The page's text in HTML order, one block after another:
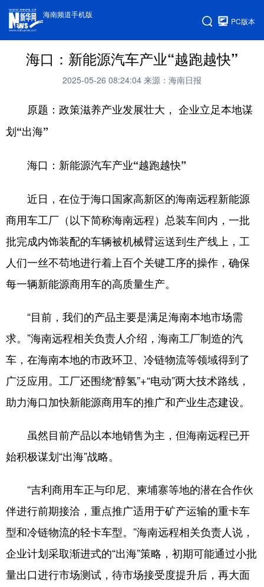
海南频道手机版
PC版本
海口：新能源汽车产业“越跑越快”
2025-05-26 08:24:04 来源：海南日报
原题：政策滋养产业发展壮大， 企业立足本地谋
划“出海”
海口：新能源汽车产业“越跑越快”
近日，在位于海口国家高新区的海南远程新能源
商用车工厂（以下简称海南远程）总装车间内，一批
批完成内饰装配的车辆被机械臂运送到生产线上，工
人们一丝不苟地进行着上百个关键工序的操作，确保
每一辆新能源商用车的高质量生产。
“目前，我们的产品主要是满足海南本地市场需
求。”海南远程相关负责人介绍，海南工厂制造的汽
车，在海南本地的市政环卫、冷链物流等领域得到了
广泛应用。工厂还围绕“醇氢”+“电动”两大技术路线，
助力海口加快新能源商用车的推广和产业生态建设。
虽然目前产品以本地销售为主，但海南远程已开
始积极谋划“出海”战略。
“吉利商用车正与印尼、柬埔寨等地的潜在合作伙
伴进行前期接洽，重点推广适用于矿产运输的重卡车
型和冷链物流的轻卡车型。”海南远程相关负责人说，
企业计划采取渐进式的“出海”策略，初期可能通过小批
量出口进行市场测试，待市场接受度提升后，再大面